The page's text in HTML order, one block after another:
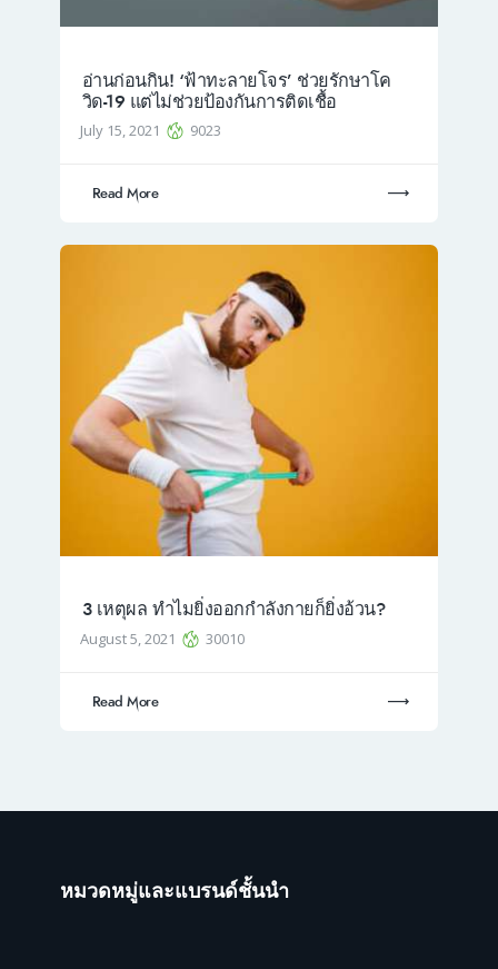
อ่านก่อนกิน! ‘ฟ้าทะลายโจร’ ช่วยรักษาโค
วิด-19 แต่ไม่ช่วยป้องกันการติดเชื้อ
July 15, 2021 9023
Read More
3 เหตุผล ทำไมยิ่งออกกำลังกายก็ยิ่งอ้วน?
August 5, 2021 30010
Read More
หมวดหมู่และแบรนด์ชั้นนำ